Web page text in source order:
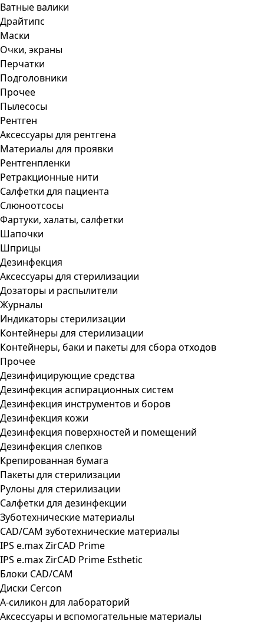
Ватные валики
Драйтипс
Маски
Очки, экраны
Перчатки
Подголовники
Прочее
Пылесосы
Рентген
Аксессуары для рентгена
Материалы для проявки
Рентгенпленки
Ретракционные нити
Салфетки для пациента
Слюноотсосы
Фартуки, халаты, салфетки
Шапочки
Шприцы
Дезинфекция
Аксессуары для стерилизации
Дозаторы и распылители
Журналы
Индикаторы стерилизации
Контейнеры для стерилизации
Контейнеры, баки и пакеты для сбора отходов
Прочее
Дезинфицирующие средства
Дезинфекция аспирационных систем
Дезинфекция инструментов и боров
Дезинфекция кожи
Дезинфекция поверхностей и помещений
Дезинфекция слепков
Крепированная бумага
Пакеты для стерилизации
Рулоны для стерилизации
Салфетки для дезинфекции
Зуботехнические материалы
CAD/CAM зуботехнические материалы
IPS e.max ZirCAD Prime
IPS e.max ZirCAD Prime Esthetic
Блоки CAD/CAM
Диски Cercon
А-силикон для лабораторий
Аксессуары и вспомогательные материалы